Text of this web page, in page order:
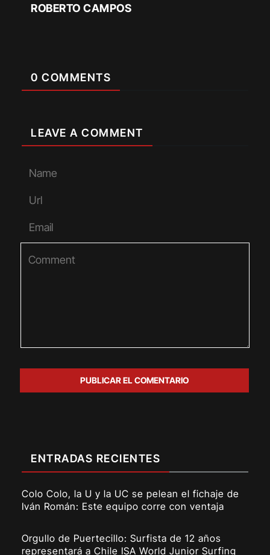
ROBERTO CAMPOS
0 COMMENTS
LEAVE A COMMENT
ENTRADAS RECIENTES
Colo Colo, la U y la UC se pelean el fichaje de
Iván Román: Este equipo corre con ventaja
Orgullo de Puertecillo: Surfista de 12 años
representará a Chile ISA World Junior Surfing